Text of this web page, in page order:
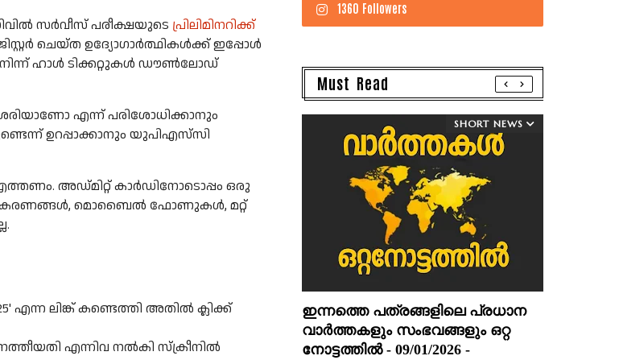
സര്‍വീസ് പരീക്ഷയുടെ പ്രിലിമിനറിക്ക്
ചെയ്ത ഉദ്യോഗാര്‍ത്ഥികള്‍ക്ക് ഇപ്പോള്‍
ഹാള്‍ ടിക്കറ്റുകള്‍ ഡൗണ്‍ലോഡ്
എന്ന് പരിശോധിക്കാനും
ഉറപ്പാക്കാനും യുപിഎസ്‌സി
എത്തണം. അഡ്മിറ്റ് കാര്‍ഡിനോടൊപ്പം ഒരു
മൊബൈല്‍ ഫോണുകള്‍, മറ്റ്
2025' എന്ന ലിങ്ക് കണ്ടെത്തി അതില്‍ ക്ലിക്ക്
എന്നിവ നല്‍കി സ്‌ക്രീനില്‍
1360 Followers
Must Read
SHORT NEWS
ഇന്നത്തെ പത്രങ്ങളിലെ പ്രധാന
വാർത്തകളും സംഭവങ്ങളും ഒറ്റ
നോട്ടത്തിൽ - 09/01/2026 -